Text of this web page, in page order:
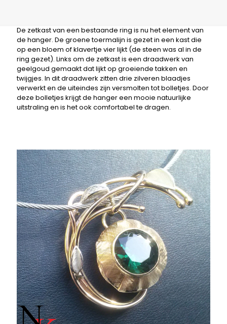
De zetkast van een bestaande ring is nu het element van
de hanger. De groene toermalijn is gezet in een kast die
op een bloem of klavertje vier lijkt (de steen was al in de
ring gezet). Links om de zetkast is een draadwerk van
geelgoud gemaakt dat lijkt op groeiende takken en
twijgjes. In dit draadwerk zitten drie zilveren blaadjes
verwerkt en de uiteindes zijn versmolten tot bolletjes. Door
deze bolletjes krijgt de hanger een mooie natuurlijke
uitstraling en is het ook comfortabel te dragen.